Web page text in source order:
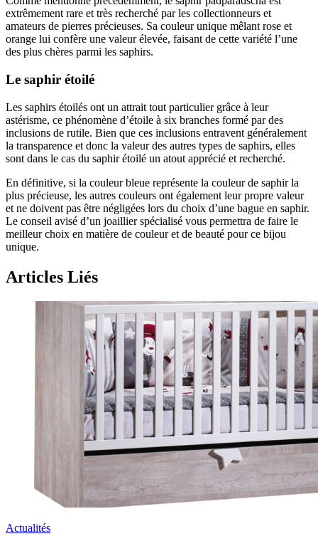
extrêmement rare et très recherché par les collectionneurs et
amateurs de pierres précieuses. Sa couleur unique mêlant rose et
orange lui confère une valeur élevée, faisant de cette variété l’une
des plus chères parmi les saphirs.
Le saphir étoilé
Les saphirs étoilés ont un attrait tout particulier grâce à leur
astérisme, ce phénomène d’étoile à six branches formé par des
inclusions de rutile. Bien que ces inclusions entravent généralement
la transparence et donc la valeur des autres types de saphirs, elles
sont dans le cas du saphir étoilé un atout apprécié et recherché.
En définitive, si la couleur bleue représente la couleur de saphir la
plus précieuse, les autres couleurs ont également leur propre valeur
et ne doivent pas être négligées lors du choix d’une bague en saphir.
Le conseil avisé d’un joaillier spécialisé vous permettra de faire le
meilleur choix en matière de couleur et de beauté pour ce bijou
unique.
Articles Liés
Actualités